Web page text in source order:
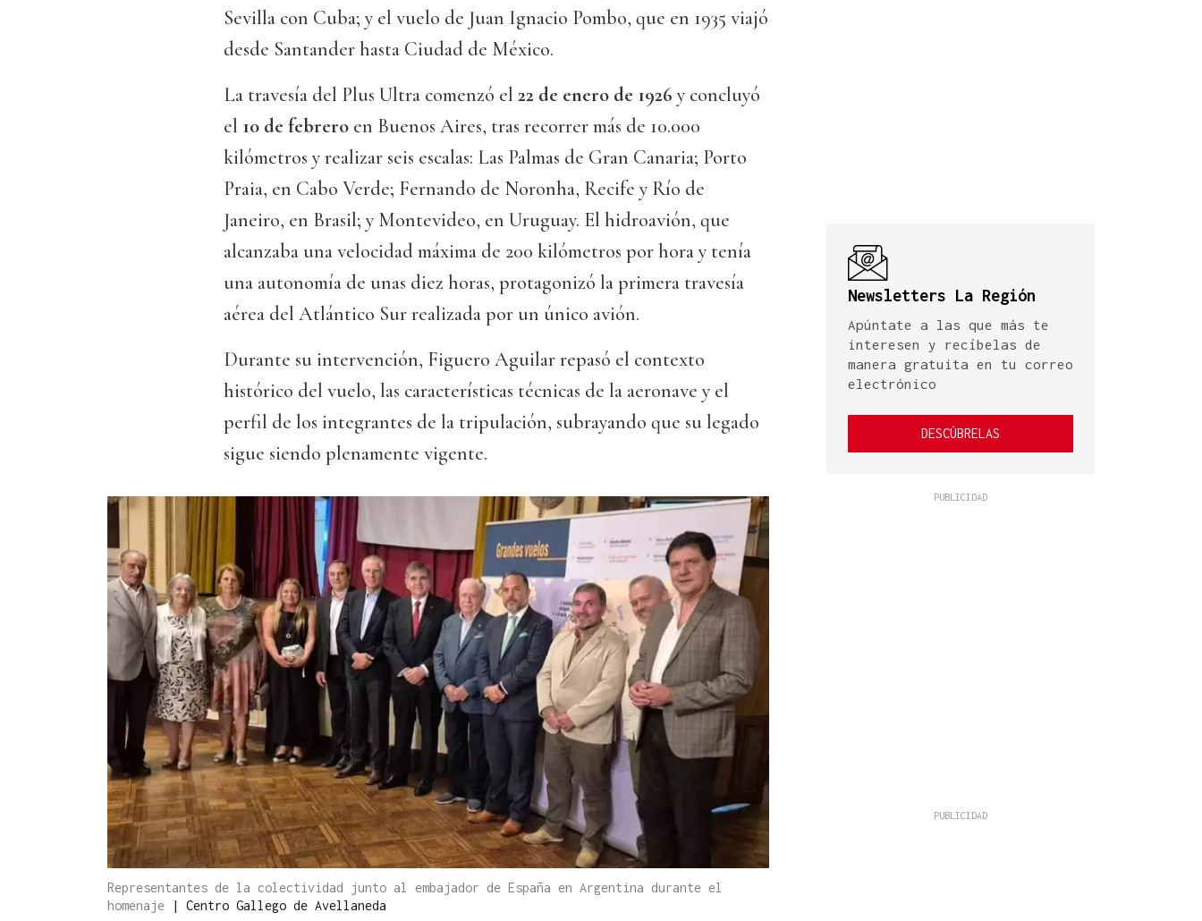
Sevilla con Cuba; y el vuelo de Juan Ignacio Pombo, que en 1935 viajó
desde Santander hasta Ciudad de México.
La travesía del Plus Ultra comenzó el 22 de enero de 1926 y concluyó
el 10 de febrero en Buenos Aires, tras recorrer más de 10.000
kilómetros y realizar seis escalas: Las Palmas de Gran Canaria; Porto
Praia, en Cabo Verde; Fernando de Noronha, Recife y Río de
Janeiro, en Brasil; y Montevideo, en Uruguay. El hidroavión, que
alcanzaba una velocidad máxima de 200 kilómetros por hora y tenía
una autonomía de unas diez horas, protagonizó la primera travesía
aérea del Atlántico Sur realizada por un único avión.
Durante su intervención, Figuero Aguilar repasó el contexto
histórico del vuelo, las características técnicas de la aeronave y el
perfil de los integrantes de la tripulación, subrayando que su legado
sigue siendo plenamente vigente.
Representantes de la colectividad junto al embajador de España en Argentina durante el
homenaje
| Centro Gallego de Avellaneda
Newsletters La Región
Apúntate a las que más te
interesen y recíbelas de
manera gratuita en tu correo
electrónico
DESCÚBRELAS